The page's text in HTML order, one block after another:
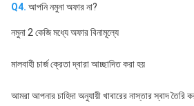
Q4. আপনি নমুনা অফার না?
নমুনা 2 কেজি মধ্যে অফার বিনামূল্যে
মালবাহী চার্জ ক্রেতা দ্বারা আচ্ছাদিত করা হয়
আমরা আপনার চাহিদা অনুযায়ী খাবারের নাস্তার স্বাদ তৈরি